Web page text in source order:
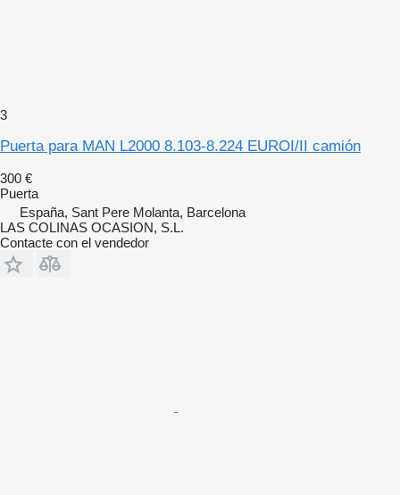
3
Puerta para MAN L2000 8.103-8.224 EUROI/II camión
300 €
Puerta
España, Sant Pere Molanta, Barcelona
LAS COLINAS OCASION, S.L.
Contacte con el vendedor